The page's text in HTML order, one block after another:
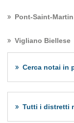
Pont-Saint-Martin
Vigliano Biellese
Cerca notai in
Tutti i distretti